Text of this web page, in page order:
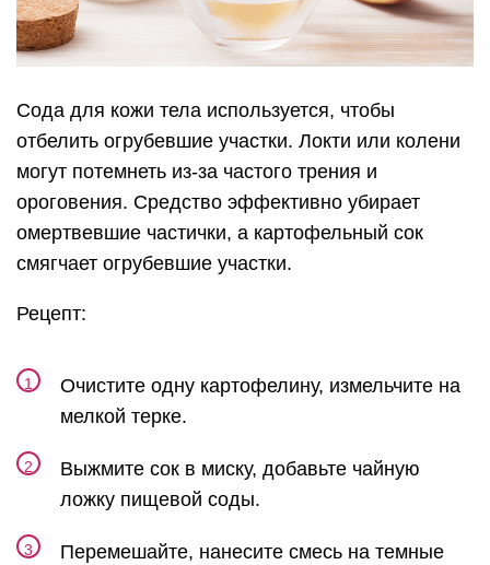
Сода для кожи тела используется, чтобы
отбелить огрубевшие участки. Локти или колени
могут потемнеть из-за частого трения и
ороговения. Средство эффективно убирает
омертвевшие частички, а картофельный сок
смягчает огрубевшие участки.
Рецепт:
Очистите одну картофелину, измельчите на
мелкой терке.
Выжмите сок в миску, добавьте чайную
ложку пищевой соды.
Перемешайте, нанесите смесь на темные